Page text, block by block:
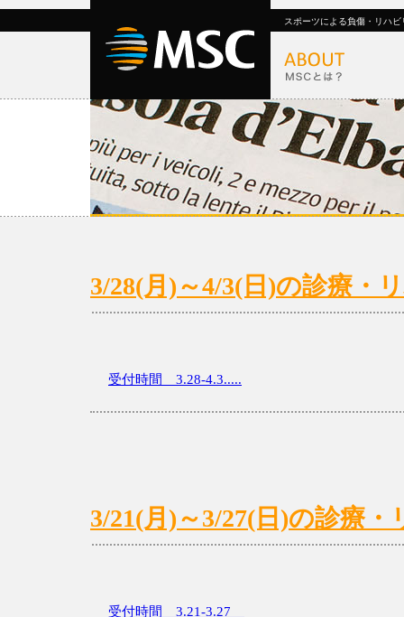
スポーツによる負傷・リハ
3/28(月)～4/3(日)の診療・
受付時間 3.28-4.3.....
3/21(月)～3/27(日)の診療
受付時間 3.21-3.27